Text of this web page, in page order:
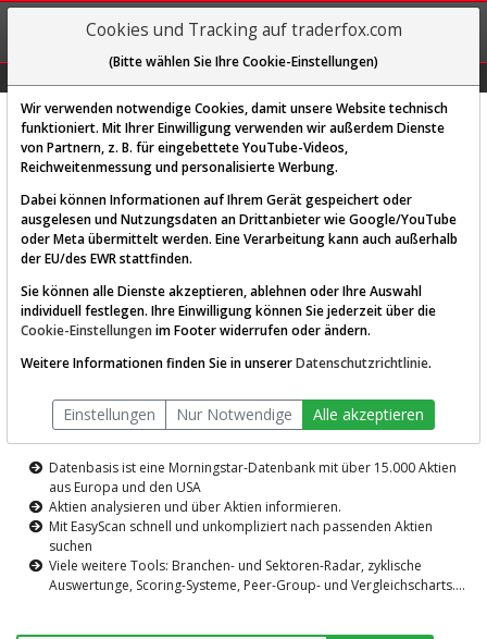
REGIS-
TRIEREN
Diese Funktion ist nur für
AKTIEN-TERMINAL
Die Aktienanalyse-Plattform von
TraderFox
Datenbasis ist eine Morningstar-Datenbank mit über 15.000 Aktien
aus Europa und den USA
Aktien analysieren und über Aktien informieren.
Mit EasyScan schnell und unkompliziert nach passenden Aktien
suchen
Viele weitere Tools: Branchen- und Sektoren-Radar, zyklische
Auswertunge, Scoring-Systeme, Peer-Group- und Vergleichscharts....
Cookies und Tracking auf traderfox.com
(Bitte wählen Sie Ihre Cookie-Einstellungen)
Wir verwenden notwendige Cookies, damit unsere Website technisch
funktioniert. Mit Ihrer Einwilligung verwenden wir außerdem Dienste
von Partnern, z. B. für eingebettete YouTube-Videos,
Reichweitenmessung und personalisierte Werbung.
Dabei können Informationen auf Ihrem Gerät gespeichert oder
ausgelesen und Nutzungsdaten an Drittanbieter wie Google/YouTube
oder Meta übermittelt werden. Eine Verarbeitung kann auch außerhalb
der EU/des EWR stattfinden.
Sie können alle Dienste akzeptieren, ablehnen oder Ihre Auswahl
individuell festlegen. Ihre Einwilligung können Sie jederzeit über die
Cookie-Einstellungen im Footer widerrufen oder ändern.
Weitere Informationen finden Sie in unsererDatenschutzrichtlinie.
Einstellungen Nur Notwendige Alle akzeptieren